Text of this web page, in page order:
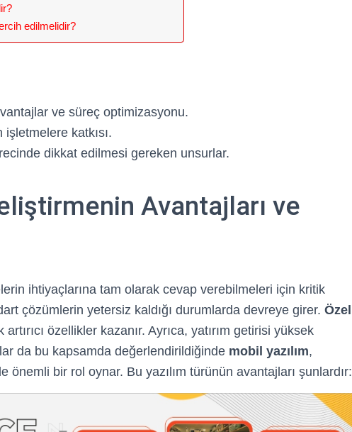
edilmelidir?
ve süreç optimizasyonu.
işletmelere katkısı.
dikkat edilmesi gereken unsurlar.
Avantajları ve
ihtiyaçlarına tam olarak cevap verebilmeleri için kritik
çözümlerin yetersiz kaldığı durumlarda devreye girer. Özel
özellikler kazanır. Ayrıca, yatırım getirisi yüksek
da bu kapsamda değerlendirildiğinde mobil yazılım,
önemli bir rol oynar. Bu yazılım türünün avantajları şunlardır: